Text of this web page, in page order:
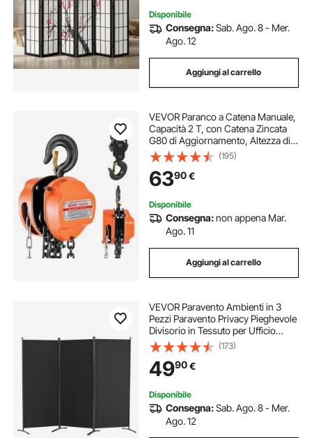
Disponibile
Consegna:Sab. Ago. 8 - Mer.
Ago. 12
Aggiungi al carrello
VEVOR Paranco a Catena Manuale,
Capacità 2 T, con Catena Zincata
G80 di Aggiornamento, Altezza di
Sollevamento 6 m, Paranco a
Puleggia per Macchinari
Automobilistici da Magazzino,
Arancione
(195)
6390€
Disponibile
Consegna:non appena Mar.
Ago. 11
Aggiungi al carrello
VEVOR Paravento Ambienti in 3
Pezzi Paravento Privacy Pieghevole
Divisorio in Tessuto per Ufficio
Camera da Letto Sala da Pranzo
Studio Balcone Paravento
Autoportante Nero da 228 x 52 x
184 cm
(173)
4990€
Disponibile
Consegna:Sab. Ago. 8 - Mer.
Ago. 12